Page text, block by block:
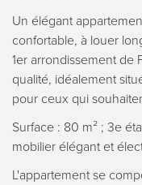
Un élégant
confortable, à louer
1er arrondissement de
qualité, idéalement
pour ceux qui
Surface : 80 m² ; 3e
mobilier élégant et
L'appartement se